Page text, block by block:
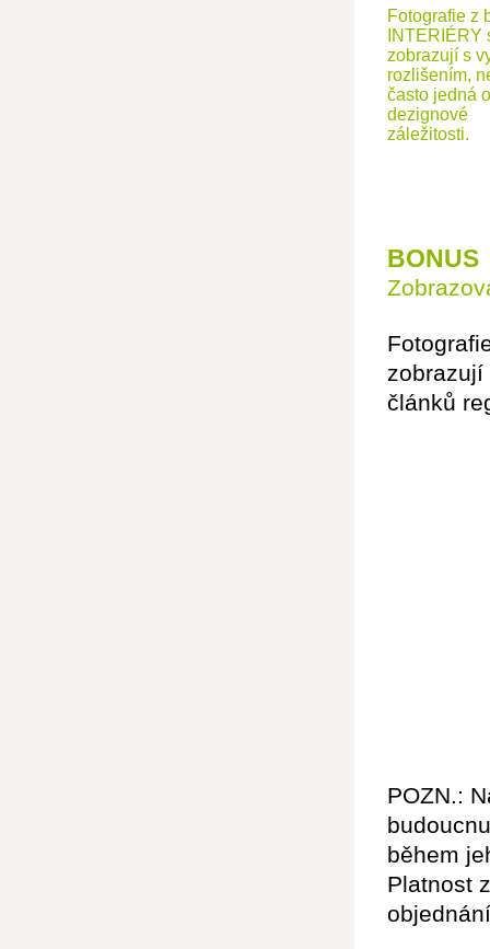
Fotografie z
INTERIÉRY
zobrazují s
rozlišením,
často jedná o
dezignové
záležitosti.
BONUS
zobrazují
článků
POZN.:
během
Platnost